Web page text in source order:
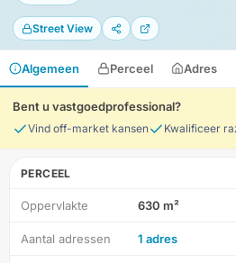
Street View
Algemeen Perceel Adres
Bent u vastgoedprofessional?
Vind off-market kansen
Kwalificeer
PERCEEL
Oppervlakte 630 m²
Aantal adressen 1 adres